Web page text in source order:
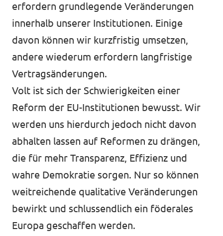
Transparenz
Impressum
Kontakt
erfordern grundlegende Veränderungen
innerhalb unserer Institutionen. Einige
davon können wir kurzfristig umsetzen,
andere wiederum erfordern langfristige
Vertragsänderungen.
Volt ist sich der Schwierigkeiten einer
Reform der EU-Institutionen bewusst. Wir
werden uns hierdurch jedoch nicht davon
abhalten lassen auf Reformen zu drängen,
die für mehr Transparenz, Effizienz und
wahre Demokratie sorgen. Nur so können
weitreichende qualitative Veränderungen
bewirkt und schlussendlich ein föderales
Europa geschaffen werden.